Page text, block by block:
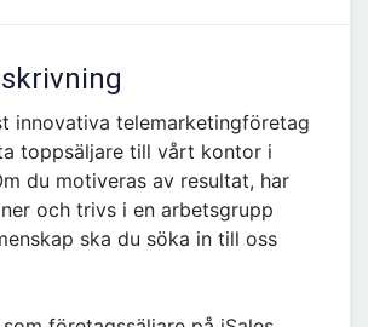
innovativa telemarketingföretag
toppsäljare till vårt kontor i
du motiveras av resultat, har
och trivs i en arbetsgrupp
ska du söka in till oss